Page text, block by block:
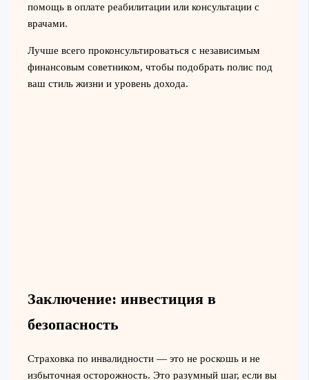
помощь в оплате реабилитации или консультации с
врачами.
Лучше всего проконсультироваться с независимым
финансовым советником, чтобы подобрать полис под
ваш стиль жизни и уровень дохода.
Заключение: инвестиция в
безопасность
Страховка по инвалидности — это не роскошь и не
избыточная осторожность. Это разумный шаг, если вы